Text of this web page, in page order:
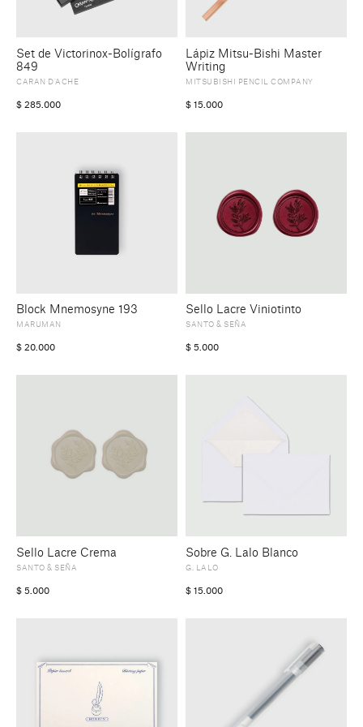
Set de Victorinox-Bolígrafo
849
CARAN D’ACHE
$ 285.000
Lápiz Mitsu-Bishi Master
Writing
MITSUBISHI PENCIL COMPANY
$ 15.000
Block Mnemosyne 193
MARUMAN
$ 20.000
Sello Lacre Viniotinto
SANTO & SEÑA
$ 5.000
Sello Lacre Crema
SANTO & SEÑA
$ 5.000
Sobre G. Lalo Blanco
G. LALO
$ 15.000